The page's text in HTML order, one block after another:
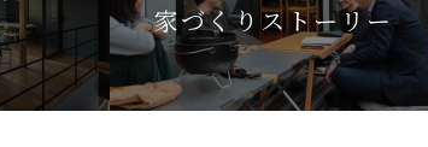
家づくりストーリー